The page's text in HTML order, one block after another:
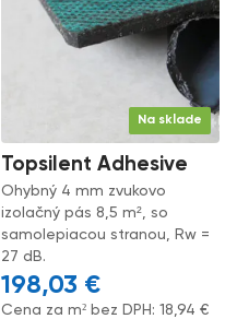
Na sklade
Topsilent Adhesive
Ohybný 4 mm zvukovo
izolačný pás 8,5 m², so
samolepiacou stranou, Rw =
27 dB.
198,03 €
Cena za m² bez DPH:18,94€